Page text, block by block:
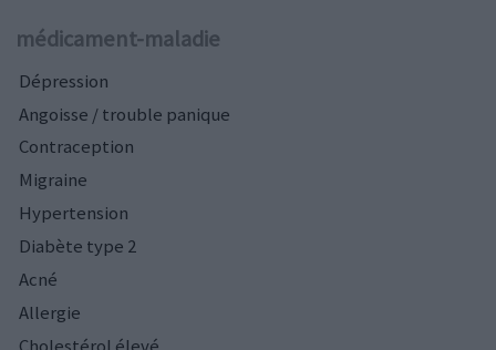
médicament-maladie
Dépression
Angoisse / trouble panique
Contraception
Migraine
Hypertension
Diabète type 2
Acné
Allergie